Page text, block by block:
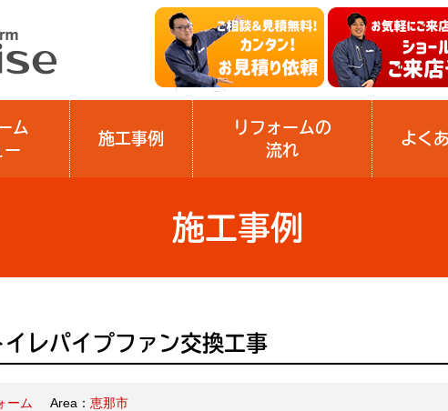
ム
ー
施工事例
リフォームの
流れ
よく
施工事例
レパイプファン交換工事
ーム Area： 恵那市